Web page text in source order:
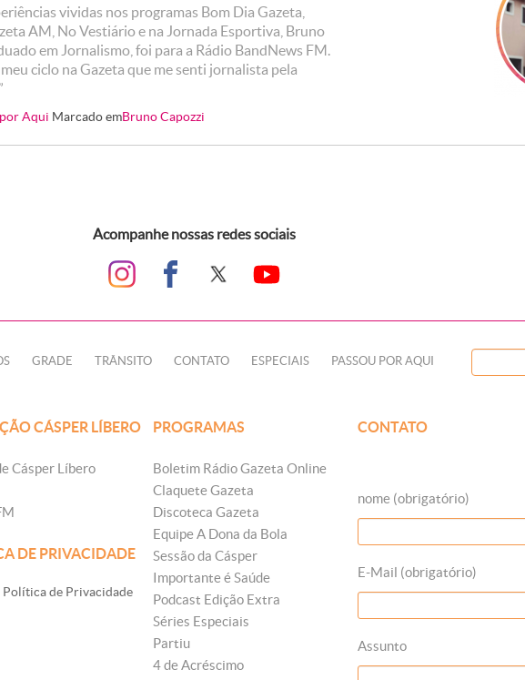
vividas nos programas Bom Dia Gazeta,
AM, No Vestiário e na Jornada Esportiva, Bruno
em Jornalismo, foi para a Rádio BandNews FM.
ciclo na Gazeta que me senti jornalista pela
Aqui Marcado emBruno Capozzi
Acompanhe nossas redes sociais
GRADE TRÂNSITO CONTATO ESPECIAIS PASSOU POR AQUI
CÁSPER LÍBERO
Cásper Líbero
DE PRIVACIDADE
Política de Privacidade
PROGRAMAS
Boletim Rádio Gazeta Online
Claquete Gazeta
Discoteca Gazeta
Equipe A Dona da Bola
Sessão da Cásper
Importante é Saúde
Podcast Edição Extra
Séries Especiais
Partiu
4 de Acréscimo
CONTATO
nome (obrigatório)
E-Mail (obrigatório)
Assunto